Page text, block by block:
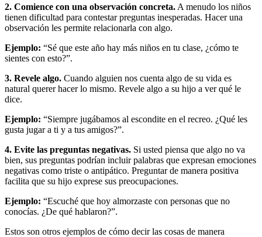
2. Comience con una observación concreta. A menudo los niños
tienen dificultad para contestar preguntas inesperadas. Hacer una
observación les permite relacionarla con algo.
Ejemplo: “Sé que este año hay más niños en tu clase, ¿cómo te
sientes con esto?”.
3. Revele algo. Cuando alguien nos cuenta algo de su vida es
natural querer hacer lo mismo. Revele algo a su hijo a ver qué le
dice.
Ejemplo: “Siempre jugábamos al escondite en el recreo. ¿Qué les
gusta jugar a ti y a tus amigos?”.
4. Evite las preguntas negativas. Si usted piensa que algo no va
bien, sus preguntas podrían incluir palabras que expresan emociones
negativas como triste o antipático. Preguntar de manera positiva
facilita que su hijo exprese sus preocupaciones.
Ejemplo: “Escuché que hoy almorzaste con personas que no
conocías. ¿De qué hablaron?”.
Estos son otros ejemplos de cómo decir las cosas de manera